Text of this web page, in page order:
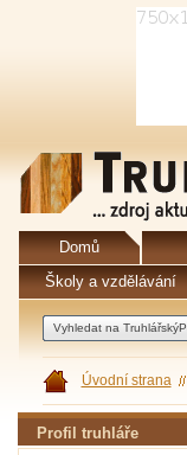
Domů
Školy a vzdělávání
Úvodní strana
Profil truhláře